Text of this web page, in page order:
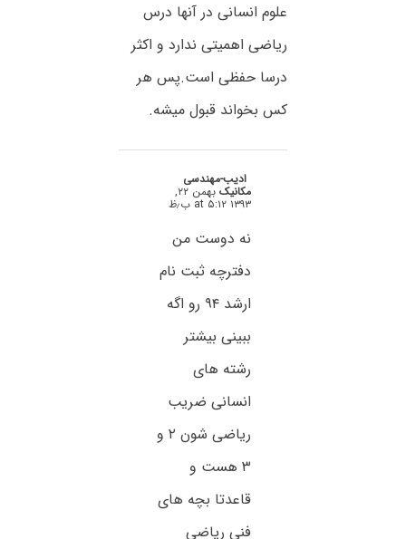
علوم انسانی در آنها درس
ریاضی اهمیتی ندارد و اکثر
درسا حفظی است.پس هر
کس بخواند قبول میشه.
ادیب-مهندسی
مکانیک بهمن ۲۲,
۱۳۹۳ at ۵:۱۲ ب٫ظ
نه دوست من
دفترچه ثبت نام
ارشد ۹۴ رو اگه
ببینی بیشتر
رشته های
انسانی ضریب
ریاضی شون ۲ و
۳ هست و
قاعدتا بچه های
فنی ریاضی